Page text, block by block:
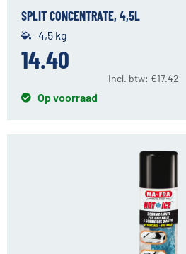
SPLIT CONCENTRATE, 4,5L
4,5 kg
14.40
Incl. btw: €17.42
Op voorraad